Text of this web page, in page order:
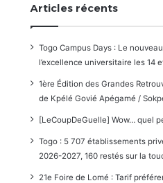
Articles récents
Togo Campus Days : Le
l’excellence universitaire les 14
1ère Édition des Grandes
de Kpélé Govié Apégamé /
[LeCoupDeGuelle] Wow… quel
Togo : 5 707 établissements
2026-2027, 160 restés sur la
21e Foire de Lomé : Tarif